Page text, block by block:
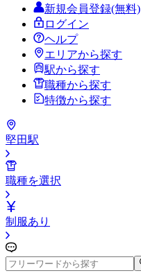
新規会員登録(無料)
ログイン
ヘルプ
エリアから探す
駅から探す
職種から探す
特徴から探す
堅田駅
職種を選択
制服あり